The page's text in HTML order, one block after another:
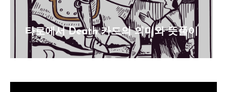
타로에서 Death 카드의 의미와 뜻풀이